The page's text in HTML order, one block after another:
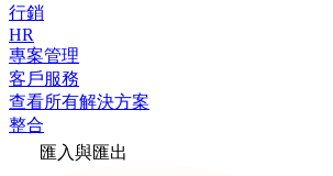
行銷
HR
專案管理
客戶服務
查看所有解決方案
整合
匯入與匯出